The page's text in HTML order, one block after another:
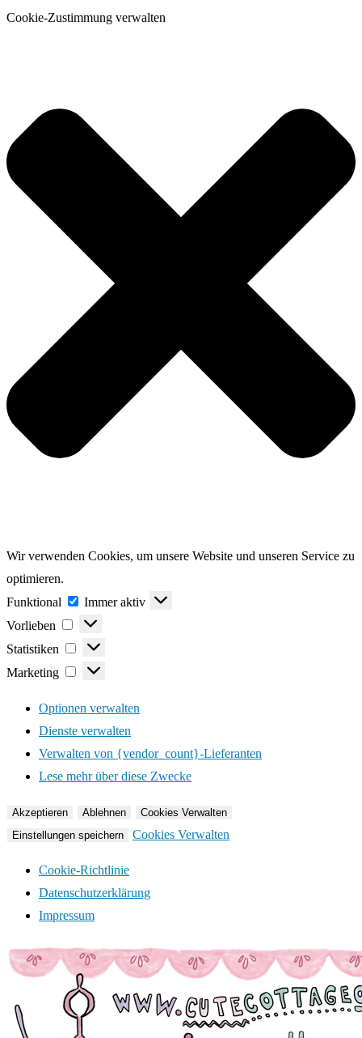
Cookie-Zustimmung verwalten
Wir verwenden Cookies, um unsere Website und unseren Service zu
optimieren.
Funktional
Funktional
Immer aktiv
Vorlieben
Vorlieben
Statistiken
Statistiken
Marketing
Marketing
Optionen verwalten
Dienste verwalten
Verwalten von {vendor_count}-Lieferanten
Lese mehr über diese Zwecke
Akzeptieren Ablehnen
Cookies Verwalten
Einstellungen speichern
Cookies Verwalten
Cookie-Richtlinie
Datenschutzerklärung
Impressum
Zum
Inhalt